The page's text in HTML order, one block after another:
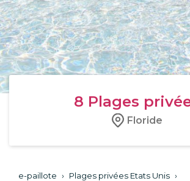
8 Plages
Floride
e-paillote › Plages privées Etats Unis ›